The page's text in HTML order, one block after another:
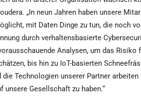
„In neun Jahren haben unsere
mit Daten Dinge zu tun, die noch
durch verhaltensbasierte
Analysen, um das Risiko
bis hin zu IoT-basierten
Technologien unserer Partner arbeiten
unsere Gesellschaft zu haben.“